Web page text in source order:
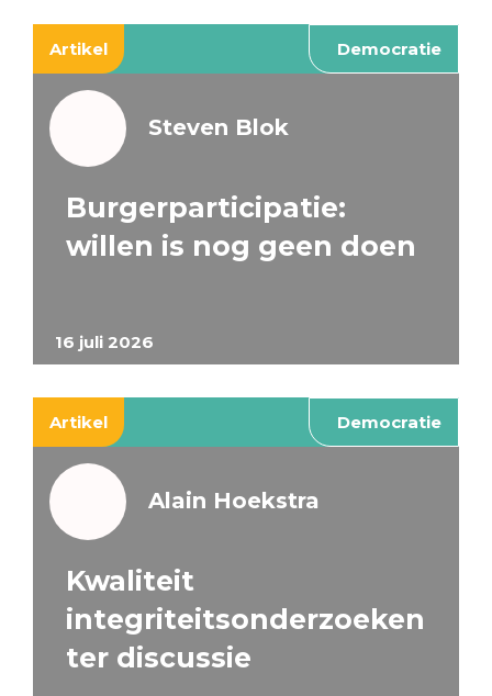
Artikel Democratie
16 juli 2026
Steven Blok
Burgerparticipatie:
willen is nog geen doen
Artikel Democratie
Alain Hoekstra
Kwaliteit
integriteitsonderzoeken
ter discussie